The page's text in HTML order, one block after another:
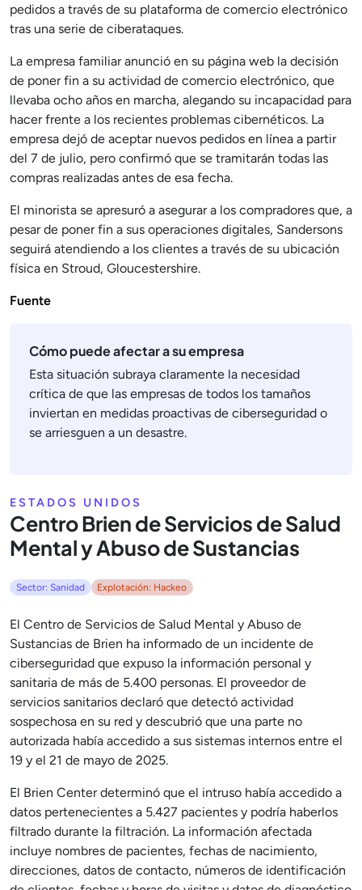
pedidos a través de su plataforma de comercio electrónico
tras una serie de ciberataques.
La empresa familiar anunció en su página web la decisión
de poner fin a su actividad de comercio electrónico, que
llevaba ocho años en marcha, alegando su incapacidad para
hacer frente a los recientes problemas cibernéticos. La
empresa dejó de aceptar nuevos pedidos en línea a partir
del 7 de julio, pero confirmó que se tramitarán todas las
compras realizadas antes de esa fecha.
El minorista se apresuró a asegurar a los compradores que, a
pesar de poner fin a sus operaciones digitales, Sandersons
seguirá atendiendo a los clientes a través de su ubicación
física en Stroud, Gloucestershire.
Fuente
Cómo puede afectar a su empresa
Esta situación subraya claramente la necesidad
crítica de que las empresas de todos los tamaños
inviertan en medidas proactivas de ciberseguridad o
se arriesguen a un desastre.
ESTADOS UNIDOS
Centro Brien de Servicios de Salud
Mental y Abuso de Sustancias
Sector: Sanidad Explotación: Hackeo
El Centro de Servicios de Salud Mental y Abuso de
Sustancias de Brien ha informado de un incidente de
ciberseguridad que expuso la información personal y
sanitaria de más de 5.400 personas. El proveedor de
servicios sanitarios declaró que detectó actividad
sospechosa en su red y descubrió que una parte no
autorizada había accedido a sus sistemas internos entre el
19 y el 21 de mayo de 2025.
El Brien Center determinó que el intruso había accedido a
datos pertenecientes a 5.427 pacientes y podría haberlos
filtrado durante la filtración. La información afectada
incluye nombres de pacientes, fechas de nacimiento,
direcciones, datos de contacto, números de identificación